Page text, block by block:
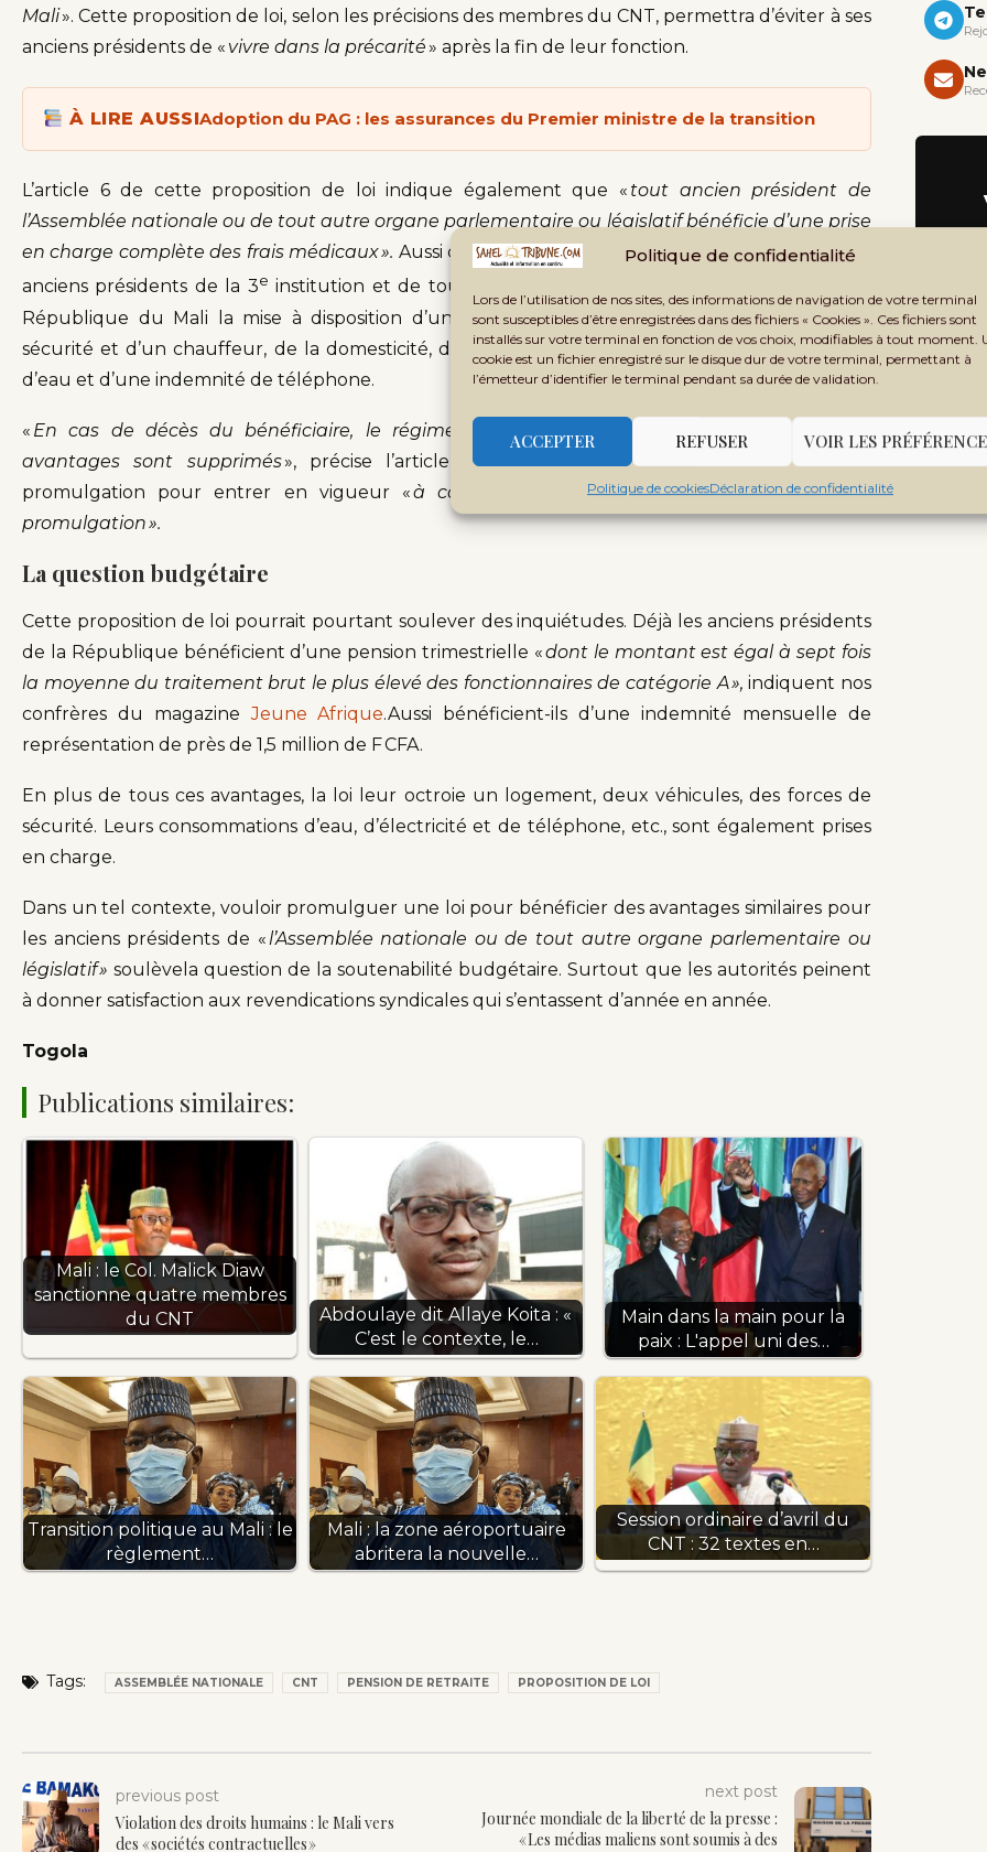
Politique de confidentialité
Lors de l’utilisation de nos sites, des informations de navigation de votre terminal
sont susceptibles d’être enregistrées dans des fichiers « Cookies ». Ces fichiers sont
installés sur votre terminal en fonction de vos choix, modifiables à tout moment.
cookie est un fichier enregistré sur le disque dur de votre terminal, permettant à
l’émetteur d’identifier le terminal pendant sa durée de validation.
ACCEPTER REFUSER VOIR LES
Politique de cookiesDéclaration de confidentialité
Mali». Cette proposition de loi, selon les précisions des membres du CNT, permettra d’éviter à ses
anciens présidents de « vivre dans la précarité» après la fin de leur fonction.
À LIRE AUSSIAdoption du PAG : les assurances du Premier ministre de la transition
L’article 6 de cette proposition de loi indique également que « tout ancien président de
l’Assemblée nationale ou de tout autre organe parlementaire ou législatif bénéficie d’une prise
en charge complète des frais médicaux ». Aussi cette proposition demande-t-elle en faveur des
anciens présidents de la 3e institution et de tout autre organe parlementaire ou législatif en
République du Mali la mise à disposition d’un passeport diplomatique, de deux agents de
sécurité et d’un chauffeur, de la domesticité, d’une indemnité de logement, d’une indemnité
d’eau et d’une indemnité de téléphone.
« En cas de décès du bénéficiaire, le régime de pension spéciale de retraite et autres
avantages sont supprimés», précise l’article 4 de cette proposition de loi qui attend
promulgation pour entrer en vigueur «à compter de l’exercice budgétaire suivant sa
promulgation ».
La question budgétaire
Cette proposition de loi pourrait pourtant soulever des inquiétudes. Déjà les anciens présidents
de la République bénéficient d’une pension trimestrielle «dont le montant est égal à sept fois
la moyenne du traitement brut le plus élevé des fonctionnaires de catégorie A »,indiquent nos
confrères du magazineJeune Afrique.Aussi bénéficient-ils d’une indemnité mensuelle de
représentation de près de 1,5 million de F CFA.
En plus de tous ces avantages, la loi leur octroie un logement, deux véhicules, des forces de
sécurité. Leurs consommations d’eau, d’électricité et de téléphone, etc., sont également prises
en charge.
Dans un tel contexte, vouloir promulguer une loi pour bénéficier des avantages similaires pour
les anciens présidents de « l’Assemblée nationale ou de tout autre organe parlementaire ou
législatif »soulèvela question de la soutenabilité budgétaire. Surtout que les autorités peinent
à donner satisfaction aux revendications syndicales qui s’entassent d’année en année.
Togola
Publications similaires:
Mali : le Col. Malick Diaw
sanctionne quatre membres
du CNT
Abdoulaye dit Allaye Koita : «
C’est le contexte, le…
Main dans la main pour la
paix : L'appel uni des…
Transition politique au Mali : le
règlement…
Mali : la zone aéroportuaire
abritera la nouvelle…
Session ordinaire d’avril du
CNT : 32 textes en…
Tags: ASSEMBLÉE NATIONALE CNT PENSION DE RETRAITE PROPOSITION DE LOI
previous post
Violation des droits humains : le Mali vers
des « sociétés contractuelles »
next post
Journée mondiale de la liberté de la presse :
« Les médias maliens sont soumis à des